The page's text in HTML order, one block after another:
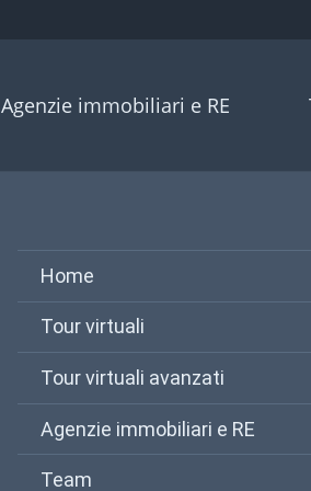
Agenzie immobiliari e RE
Home
Tour virtuali
Tour virtuali avanzati
Agenzie immobiliari e RE
Team